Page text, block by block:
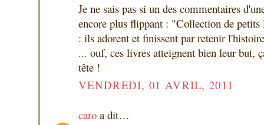
Je ne sais pas si un des commentaires
encore plus flippant : "Collection de
: ils adorent et finissent par retenir
... ouf, ces livres atteignent bien leur but,
tête !
VENDREDI, 01 AVRIL, 2011
caro a dit…